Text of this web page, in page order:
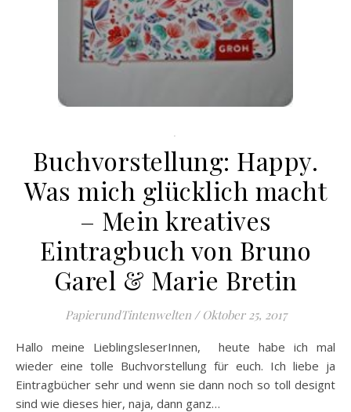
.
Buchvorstellung: Happy.
Was mich glücklich macht
– Mein kreatives
Eintragbuch von Bruno
Garel & Marie Bretin
PapierundTintenwelten / Oktober 25, 2017
Hallo meine LieblingsleserInnen, heute habe ich mal
wieder eine tolle Buchvorstellung für euch. Ich liebe ja
Eintragbücher sehr und wenn sie dann noch so toll designt
sind wie dieses hier, naja, dann ganz…